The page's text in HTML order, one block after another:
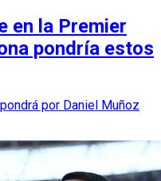
en la Premier
pondría estos
por Daniel Muñoz